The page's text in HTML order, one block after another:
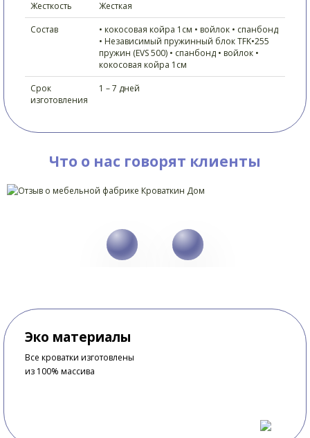
Жесткость
Жесткая
Состав
• кокосовая койра 1см • войлок • спанбонд
• Независимый пружинный блок TFK•255
пружин (EVS 500) • спанбонд • войлок •
кокосовая койра 1см
Срок
изготовления
1 – 7 дней
Что о нас говорят клиенты
Эко материалы
Все кроватки изготовлены
из 100% массива